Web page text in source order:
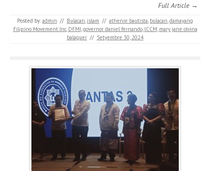
Full Article →
Posted by: admin // Bulacan islam // athenie bautista bulacan damayang
Filipino Movement Inc, DFMI governor daniel fernando, ICCM mary jane olvina
balaguer // Setyembre 30, 2024